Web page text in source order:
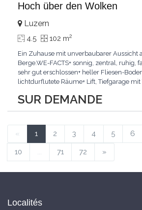
Hoch über den Wolken
SUR DEMANDE
Luzern
4.5 102 m2
Ein Zuhause mit unverbaubarer Aussicht
Berge.WE-FACTS+ sonnig, zentral, ruhig,
sehr gut erschlossen+ heller Fliesen-
lichtdurflutete Räume+ Lift, Tiefgarage
Lage.KLARTEXT: Helles Wohnen an
Wintergarten und bester
« 1 2 3 4 5 6
10 ... 71 72 »
Localités